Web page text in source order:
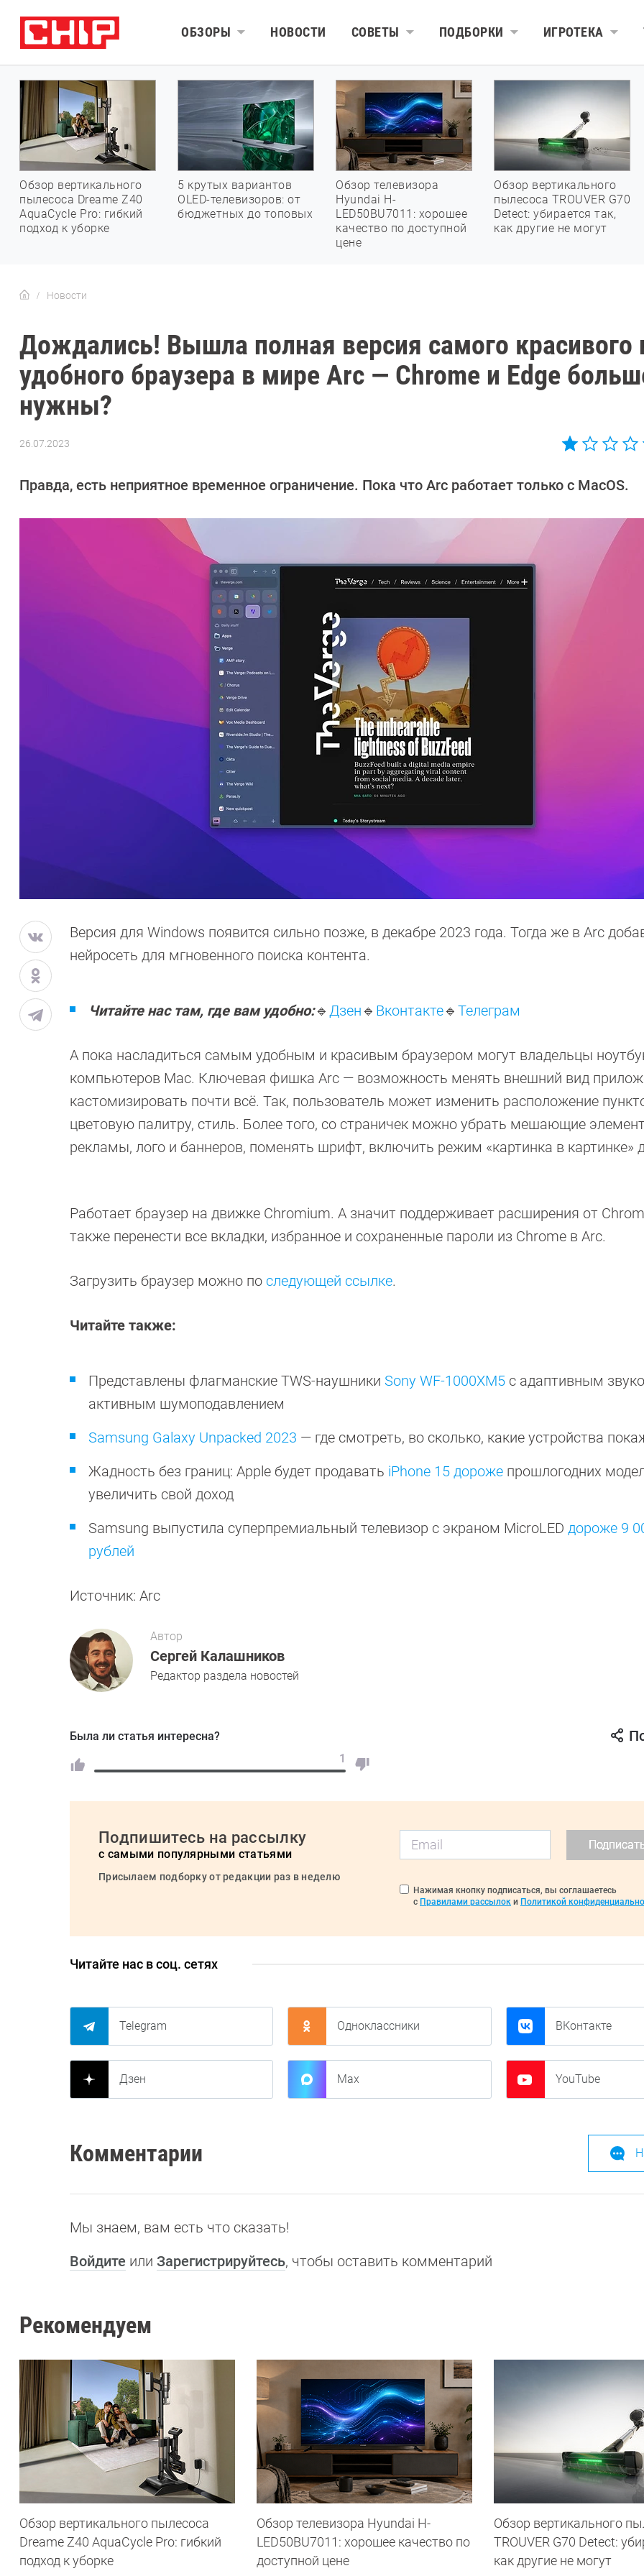
ОБЗОРЫ НОВОСТИ СОВЕТЫ ПОДБОРКИ ИГРОТЕКА
Обзор вертикального
пылесоса Dreame Z40
AquaCycle Pro: гибкий
подход к уборке
5 крутых вариантов
OLED-телевизоров: от
бюджетных до топовых
Обзор телевизора
Hyundai H-
LED50BU7011: хорошее
качество по доступной
цене
Обзор вертикального
пылесоса TROUVER G70
Detect: убирается так,
как другие не могут
Новости
Дождались! Вышла полная версия самого красивого
удобного браузера в мире Arc — Chrome и Edge
нужны?
26.07.2023
Калашников
Правда, есть неприятное временное ограничение. Пока что Arc работает только с MacOS.
Версия для Windows появится сильно позже, в декабре 2023 года. Тогда же в Arc
нейросеть для мгновенного поиска контента.
Читайте нас там, где вам удобно:🔹 Дзен🔹 Вконтакте🔹 Телеграм
А пока насладиться самым удобным и красивым браузером могут владельцы
компьютеров Mac. Ключевая фишка Arc — возможность менять внешний вид
кастомизировать почти всё. Так, пользователь может изменить расположение
цветовую палитру, стиль. Более того, со страничек можно убрать мешающие
рекламы, лого и баннеров, поменять шрифт, включить режим «картинка в картинке»
Работает браузер на движке Chromium. А значит поддерживает расширения от
также перенести все вкладки, избранное и сохраненные пароли из Chrome в Arc.
Загрузить браузер можно по следующей ссылке.
Читайте также:
Представлены флагманские TWS-наушники Sony WF-1000XM5 с адаптивным
активным шумоподавлением
Samsung Galaxy Unpacked 2023 — где смотреть, во сколько, какие устройства
Жадность без границ: Apple будет продавать iPhone 15 дороже прошлогодних
увеличить свой доход
Samsung выпустила суперпремиальный телевизор с экраном MicroLED дороже 9
рублей
Источник: Arc
Автор
Сергей Калашников
Редактор раздела новостей
Была ли статья интересна?
1
Подпишитесь на рассылку
с самыми популярными статьями
Присылаем подборку от редакции раз в неделю
Нажимая кнопку подписаться, вы соглашаетесь
с Правилами рассылок и Политикой
Читайте нас в соц. сетях
Telegram Одноклассники ВКонтакте
Дзен Max YouTube
Комментарии
Мы знаем, вам есть что сказать!
Войдите или Зарегистрируйтесь, чтобы оставить комментарий
Рекомендуем
Обзор вертикального пылесоса
Dreame Z40 AquaCycle Pro: гибкий
подход к уборке
Обзор телевизора Hyundai H-
LED50BU7011: хорошее качество по
доступной цене
Обзор вертикального
TROUVER G70 Detect:
как другие не могут